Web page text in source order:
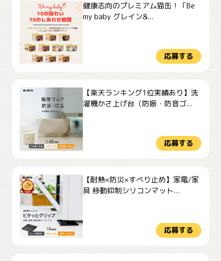
健康志向のプレミアム猫缶！「Be
my baby グレイン&...
応募する
【楽天ランキング1位実績あり】洗
濯機かさ上げ台（防振・防音ゴ...
応募する
【耐熱×防災×すべり止め】家電/家
具 移動抑制シリコンマット...
応募する